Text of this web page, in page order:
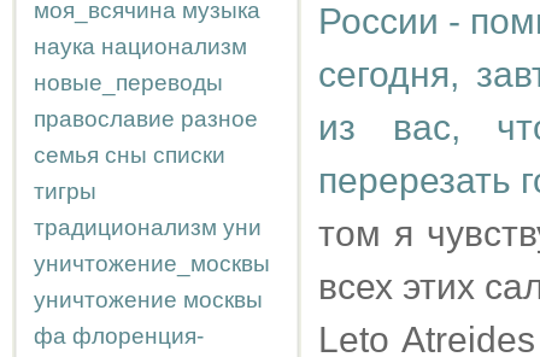
моя_всячина музыка
наука национализм
новые_переводы
православие разное
семья сны списки
тигры
традиционализм уни
уничтожение_москвы
уничтожение москвы
фа флоренция-
России -
сегодня,
из вас,
перерезать
том я
всех этих
Leto